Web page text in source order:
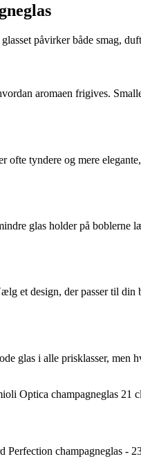
påvirker både smag,
aromaen frigives.
ofte tyndere og mere
glas holder på
et design, der passer til
glas i alle prisklasser,
Optica champagneglas 21
Perfection champagneglas -